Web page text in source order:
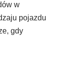
w
pojazdu
gdy